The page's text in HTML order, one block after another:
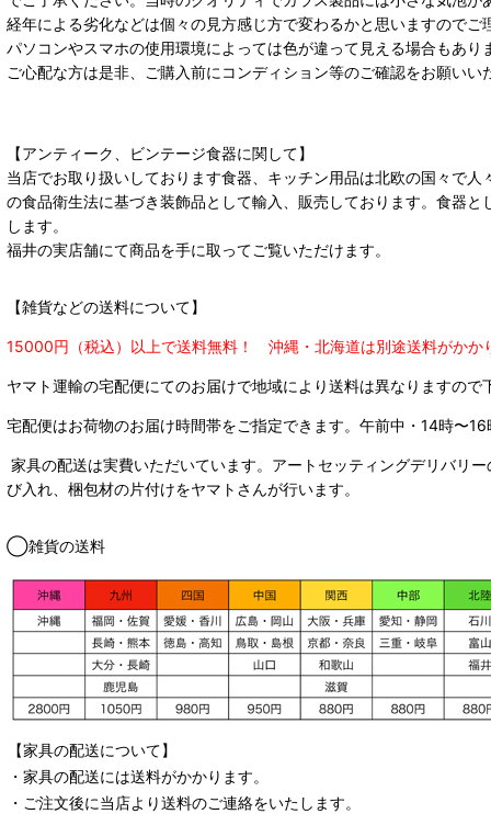
経年による劣化などは個々の見方感じ方で変わるかと思いますのでご
パソコンやスマホの使用環境によっては色が違って見える場合もあ
ご心配な方は是非、ご購入前にコンディション等のご確認をお願い
【アンティーク、ビンテージ食器に関して】
当店でお取り扱いしております食器、キッチン用品は北欧の国々で
の食品衛生法に基づき装飾品として輸入、販売しております。食器
します。
福井の実店舗にて商品を手に取ってご覧いただけます。
【雑貨などの送料について】
15000円（税込）以上で送料無料！ 沖縄・北海道は別途送料がかか
ヤマト運輸の宅配便にてのお届けで地域により送料は異なりますので
宅配便はお荷物のお届け時間帯をご指定できます。 午前中・14時〜
家具の配送は実費いただいています。アートセッティングデリバリ
び入れ、梱包材の片付けをヤマトさんが行います。
◯雑貨の送料
【家具の配送について】
・家具の配送には送料がかかります。
・ご注文後に当店より送料のご連絡をいたします。